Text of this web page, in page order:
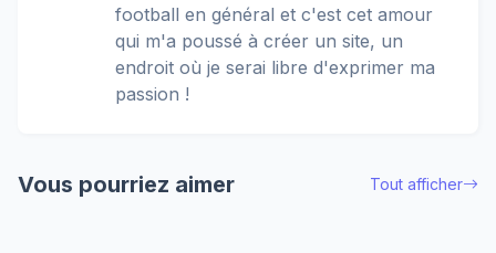
football en général et c'est cet amour
qui m'a poussé à créer un site, un
endroit où je serai libre d'exprimer ma
passion !
Vous pourriez aimer Tout afficher